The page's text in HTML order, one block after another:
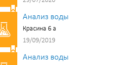
Анализ воды
Красина 6 а
19/09/2019
Анализ воды